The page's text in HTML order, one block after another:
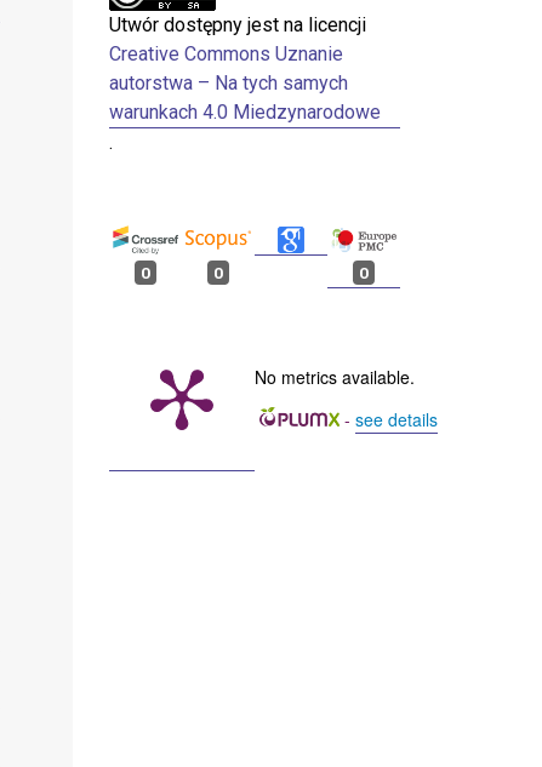
Utwór dostępny jest na licencji
Creative Commons Uznanie
autorstwa – Na tych samych
warunkach 4.0 Miedzynarodowe
.
0 0 0
No metrics available.
- see details